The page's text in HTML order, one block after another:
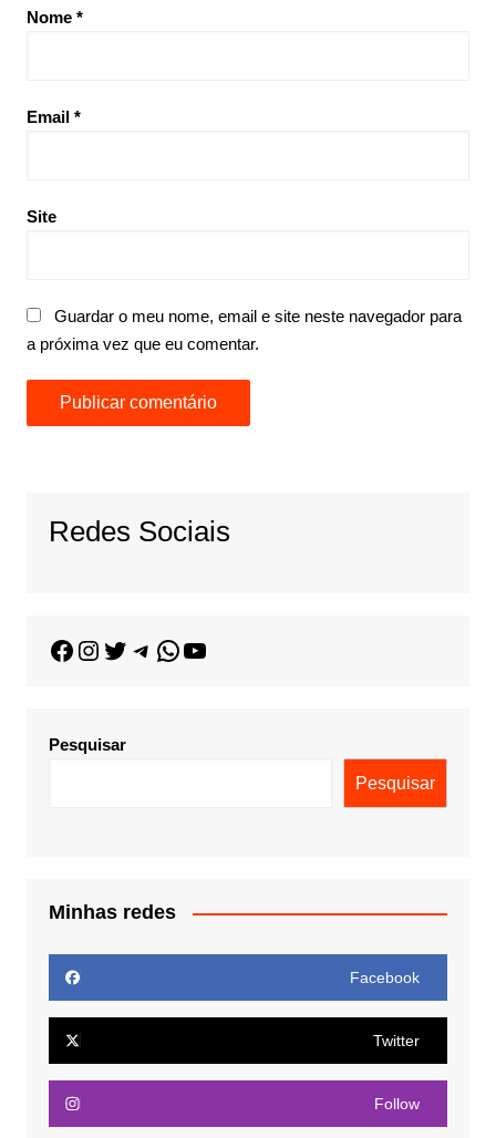
Nome *
Email *
Site
Guardar o meu nome, email e site neste navegador para
a próxima vez que eu comentar.
Redes Sociais
Pesquisar
Pesquisar
Minhas redes
Facebook
Twitter
Follow